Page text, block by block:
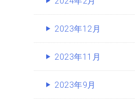
2023年12月
2023年11月
2023年9月